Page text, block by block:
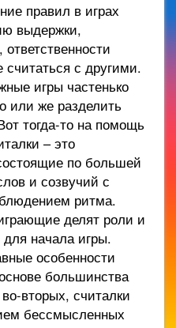
правил в играх
выдержки,
с другими.
игры частенько
или же разделить
тогда-то на помощь
– это
по большей
и созвучий с
ритма.
делят роли и
начала игры.
особенности
большинства
вторых, считалки
бессмысленных